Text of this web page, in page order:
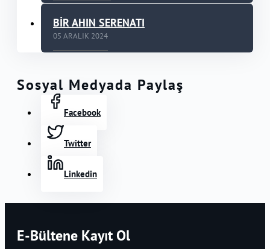
BİR AHIN SERENATI
05 ARALIK 2024
Sosyal Medyada Paylaş
Facebook
Twitter
Linkedin
E-Bültene Kayıt Ol